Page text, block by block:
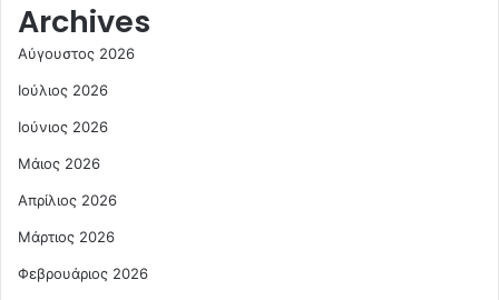
Archives
Αύγουστος 2026
Ιούλιος 2026
Ιούνιος 2026
Μάιος 2026
Απρίλιος 2026
Μάρτιος 2026
Φεβρουάριος 2026